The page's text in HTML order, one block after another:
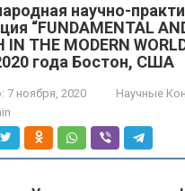
научно-
“FUNDAMENTAL
IN THE MODERN
года Бостон, США
7 ноября, 2020
Научные